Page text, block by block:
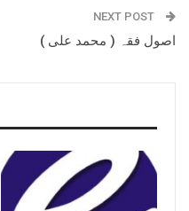
NEXT POST
اصول فقہ ( محمد علی )